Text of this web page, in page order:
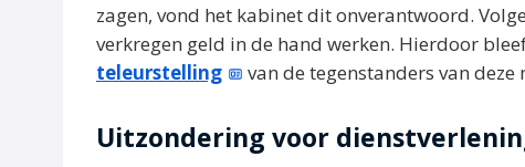
zagen, vond het kabinet dit onverantwoord.
verkregen geld in de hand werken. Hierdoor
teleurstelling
van de tegenstanders van deze
Uitzondering voor